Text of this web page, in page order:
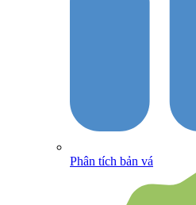
Phân tích bản vá